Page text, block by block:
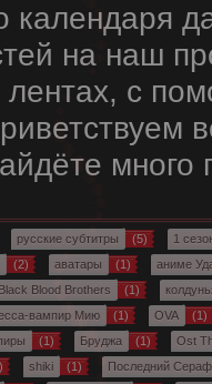
на наш
с
русские субтитры (5)
1
(2) аватары (1)
аниме
Black Blood Brothers (1)
вампир Мию (1) OVA
(1)
(1) Бруджа (1)
Ost
shiki (1)
Последний